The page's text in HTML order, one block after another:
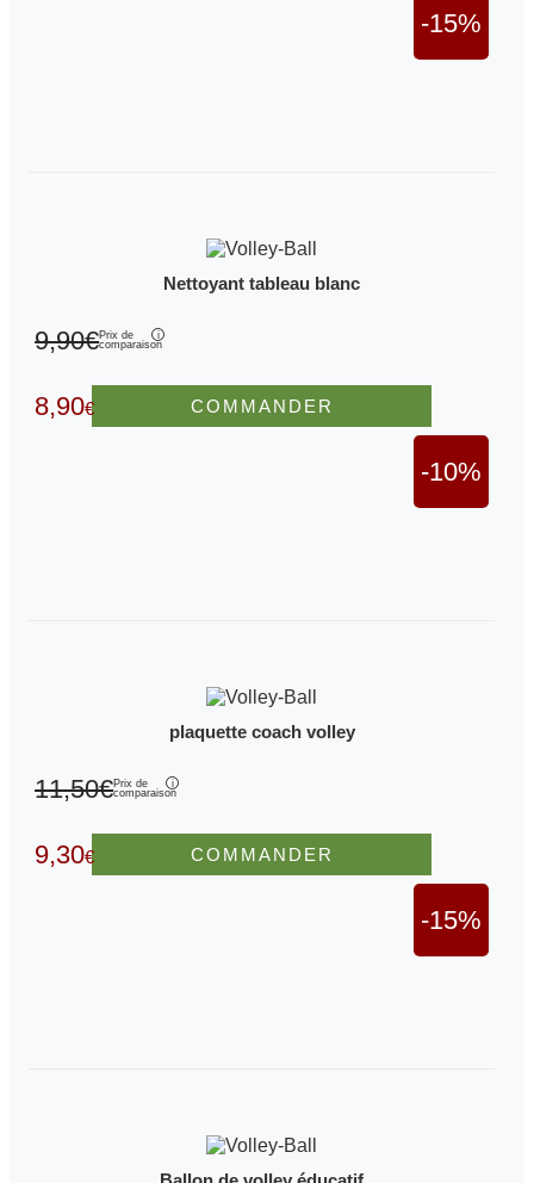
-15%
Nettoyant tableau blanc
9,90€Prix de
comparaison
8,90€
-10%
COMMANDER
plaquette coach volley
11,50€Prix de
comparaison
9,30€
-15%
COMMANDER